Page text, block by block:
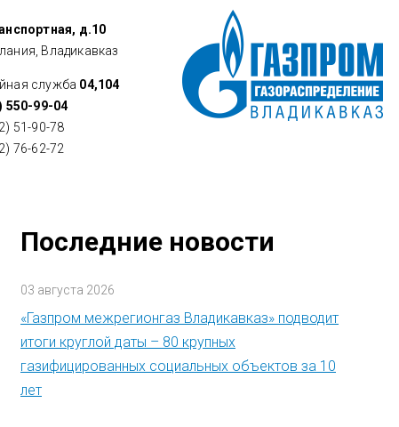
д.10
Владикавказ
служба 04,104
550-99-04
51-90-78
76-62-72
Последние новости
03 августа 2026
«Газпром межрегионгаз Владикавказ» подводит
итоги круглой даты – 80 крупных
газифицированных социальных объектов за 10
лет